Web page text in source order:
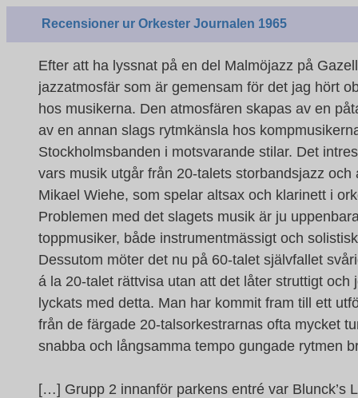
Recensioner ur Orkester Journalen 1965
Efter att ha lyssnat på en del Malmöjazz på
jazzatmosfär som är gemensam för det jag hört
hos musikerna. Den atmosfären skapas av en
av en annan slags rytmkänsla hos
Stockholmsbanden i motsvarande stilar. Det
vars musik utgår från 20-talets storbandsjazz
Mikael Wiehe, som spelar altsax och klarinett i
Problemen med det slagets musik är ju
toppmusiker, både instrumentmässigt och
Dessutom möter det nu på 60-talet självfallet
á la 20-talet rättvisa utan att det låter struttigt
lyckats med detta. Man har kommit fram till ett
från de färgade 20-talsorkestrarnas ofta mycket
snabba och långsamma tempo gungade rytmen
[…] Grupp 2 innanför parkens entré var Blunck’s